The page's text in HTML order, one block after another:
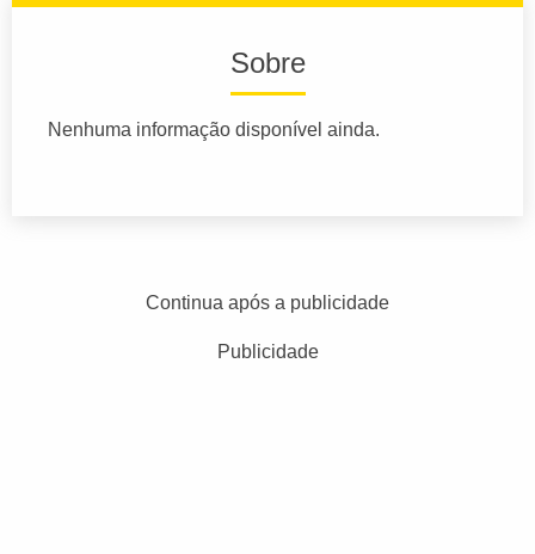
Sobre
Nenhuma informação disponível ainda.
Continua após a publicidade
Publicidade